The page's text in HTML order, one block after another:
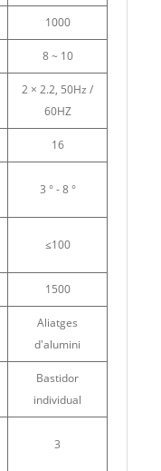
1000
8 ~ 10
2 × 2.2, 50Hz /
60HZ
16
3 ° - 8 °
≤100
1500
Aliatges
d'alumini
Bastidor
individual
3